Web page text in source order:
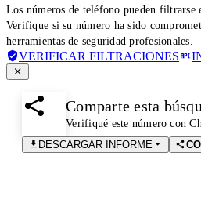
Los números de teléfono pueden filtrarse
Verifique si su número ha sido
herramientas de seguridad profesionales.
VERIFICAR FILTRACIONES
Comparte esta
Verifiqué este número con
DESCARGAR INFORME